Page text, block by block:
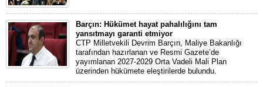
Barçın: Hükümet hayat pahalılığını tam
yansıtmayı garanti etmiyor
CTP Milletvekili Devrim Barçın, Maliye Bakanlığı
tarafından hazırlanan ve Resmi Gazete’de
yayımlanan 2027-2029 Orta Vadeli Mali Plan
üzerinden hükümete eleştirilerde bulundu.